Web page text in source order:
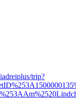
trip?